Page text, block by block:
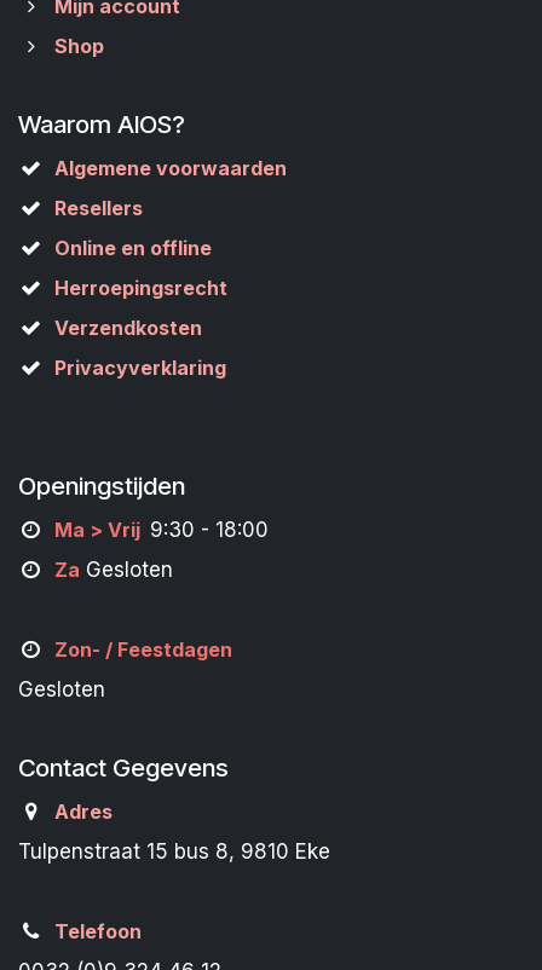
Mijn account
Shop
Waarom AIOS?
Algemene voorwaarden
Resellers
Online en offline
Herroepingsrecht
Verzendkosten
Privacyverklaring
Openingstijden
Ma > Vrij 9:30 - 18:00
Za Gesloten
Zon- / Feestdagen
Gesloten
Contact Gegevens
Adres
Tulpenstraat 15 bus 8, 9810 Eke
Telefoon